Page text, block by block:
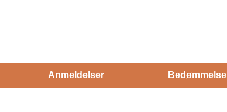
Anmeldelser Bedømmelse